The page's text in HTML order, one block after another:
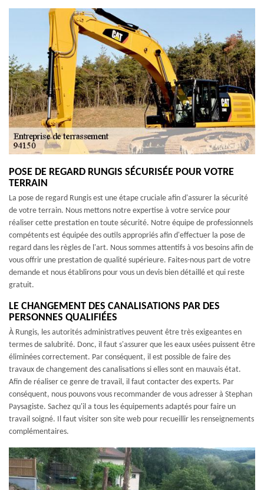
POSE DE REGARD RUNGIS SÉCURISÉE POUR VOTRE
TERRAIN
La pose de regard Rungis est une étape cruciale afin d'assurer la sécurité
de votre terrain. Nous mettons notre expertise à votre service pour
réaliser cette prestation en toute sécurité. Notre équipe de professionnels
compétents est équipée des outils appropriés afin d'effectuer la pose de
regard dans les règles de l'art. Nous sommes attentifs à vos besoins afin de
vous offrir une prestation de qualité supérieure. Faites-nous part de votre
demande et nous établirons pour vous un devis bien détaillé et qui reste
gratuit.
LE CHANGEMENT DES CANALISATIONS PAR DES
PERSONNES QUALIFIÉES
À Rungis, les autorités administratives peuvent être très exigeantes en
termes de salubrité. Donc, il faut s'assurer que les eaux usées puissent être
éliminées correctement. Par conséquent, il est possible de faire des
travaux de changement des canalisations si elles sont en mauvais état.
Afin de réaliser ce genre de travail, il faut contacter des experts. Par
conséquent, nous pouvons vous recommander de vous adresser à Stephan
Paysagiste. Sachez qu'il a tous les équipements adaptés pour faire un
travail soigné. Il faut visiter son site web pour recueillir les renseignements
complémentaires.